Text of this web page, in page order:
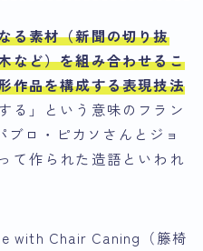
る素材（新聞の切り抜
など）を組み合わせるこ
作品を構成する表現技法
る」という意味のフラン
ロ・ピカソさんとジョ
て作られた造語といわれ
with Chair Caning（籐椅